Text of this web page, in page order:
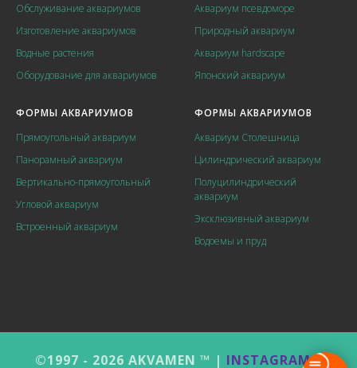
Обслуживание аквариумов
Изготовление аквариумов
Водные растения
Оборудование для аквариумов
Аквариум псевдоморе
Природный аквариум
Аквариум hardscape
Японский аквариум
ФОРМЫ АКВАРИУМОВ
Прямоугольный аквариум
Панорамный аквариум
Вертикально-прямоугольный
Угловой аквариум
Встроенный аквариум
ФОРМЫ АКВАРИУМОВ
Аквариум Столешница
Цилиндрический аквариум
Полуцилиндрический
аквариум
Эксклюзивный аквариум
Водоемы и пруд
©1997 - 2026 AKVAMEN ™ | INSTAGRAM|